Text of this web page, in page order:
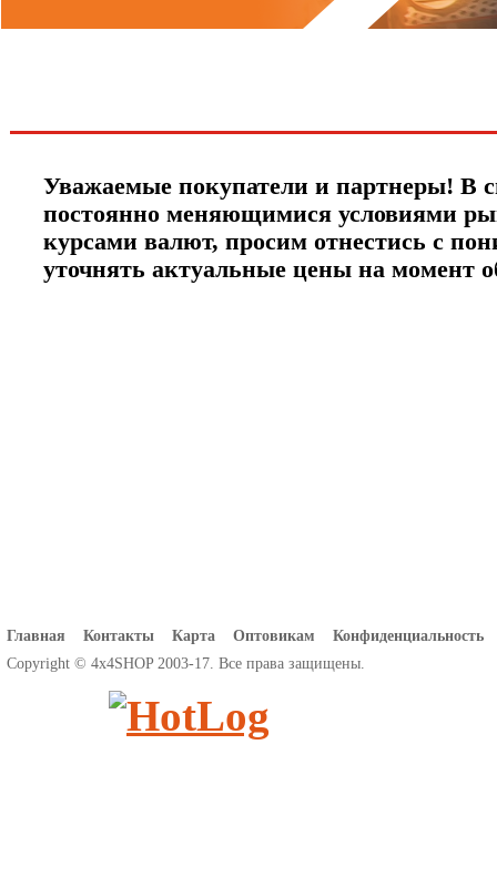
Уважаемые покупатели и партнеры! В
постоянно меняющимися условиями
курсами валют, просим отнестись с
уточнять актуальные цены на момент
Главная Контакты Карта Оптовикам
Конфиденциальность
Copyright © 4x4SHOP 2003-17. Все права защищены.